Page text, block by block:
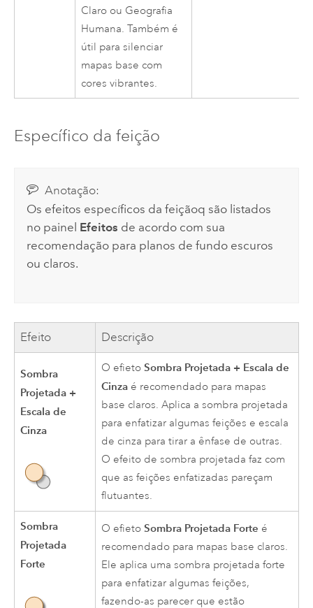
Claro ou Geografia
Humana. Também é
útil para silenciar
mapas base com
cores vibrantes.
Específico da feição
Anotação:
Os efeitos específicos da feiçãoq são listados
no painel Efeitos de acordo com sua
recomendação para planos de fundo escuros
ou claros.
Efeito Descrição
Sombra
Projetada +
Escala de
Cinza
O efietoSombra Projetada + Escala de
Cinza é recomendado para mapas
base claros. Aplica a sombra projetada
para enfatizar algumas feições e escala
de cinza para tirar a ênfase de outras.
O efeito de sombra projetada faz com
que as feições enfatizadas pareçam
flutuantes.
Sombra
Projetada
Forte
O efietoSombra Projetada Forte é
recomendado para mapas base claros.
Ele aplica uma sombra projetada forte
para enfatizar algumas feições,
fazendo-as parecer que estão